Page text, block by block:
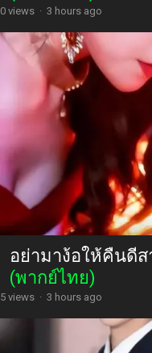
0 views · 3 hours ago
อย่ามาง้อให้คืนดี
(พากย์ไทย)
5 views · 3 hours ago